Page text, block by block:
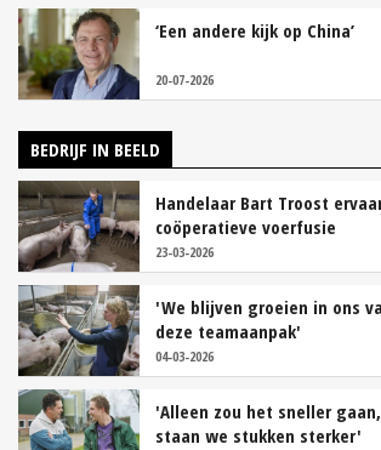
‘Een andere kijk op China’
20-07-2026
BEDRIJF IN BEELD
Handelaar Bart Troost
coöperatieve voerfusie
23-03-2026
'We blijven groeien in ons
deze teamaanpak'
04-03-2026
'Alleen zou het sneller
staan we stukken sterker'